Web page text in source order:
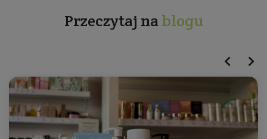
Przeczytaj na blogu